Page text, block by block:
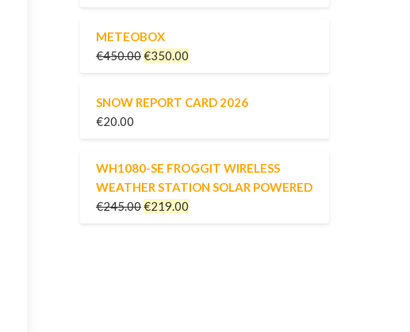
METEOBOX
€450.00€350.00
SNOW REPORT CARD 2026
€20.00
WH1080-SE FROGGIT WIRELESS
WEATHER STATION SOLAR POWERED
€245.00€219.00